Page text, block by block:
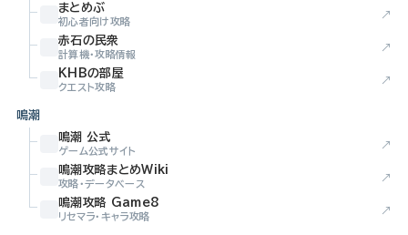
まとめぶ
初心者向け攻略
↗
赤石の民衆
計算機・攻略情報
↗
KHBの部屋
クエスト攻略
↗
鳴潮
鳴潮 公式
ゲーム公式サイト
↗
鳴潮攻略まとめWiki
攻略・データベース
↗
鳴潮攻略 Game8
リセマラ・キャラ攻略
↗